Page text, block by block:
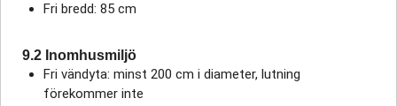
Fri bredd: 85 cm
9.2 Inomhusmiljö
Fri vändyta: minst 200 cm i diameter, lutning
förekommer inte